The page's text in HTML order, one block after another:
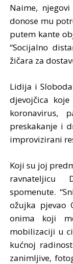
Naime,
donose mu
putem kante
“Socijalno
žičara za
Lidija i
djevojčica
koronavirus,
preskakanje i
improvizirani
Koji su joj
ravnateljicu
spomenute.
ožujka pjevao
onima koji
mobilizaciji u
kućnoj
zanimljive,